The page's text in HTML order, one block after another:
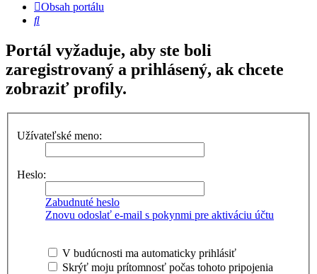
Obsah portálu
Hľadať
Portál vyžaduje, aby ste boli
zaregistrovaný a prihlásený, ak chcete
zobraziť profily.
Užívateľské meno:
Heslo:
Zabudnuté heslo
Znovu odoslať e-mail s pokynmi pre aktiváciu účtu
V budúcnosti ma automaticky prihlásiť
Skrýť moju prítomnosť počas tohoto pripojenia